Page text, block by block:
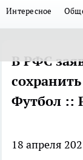
Интересное
В РФС
Футбол ::
18 апреля